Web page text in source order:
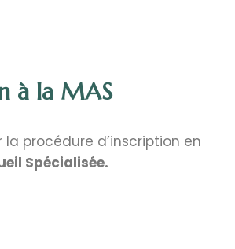
à la MAS
la procédure d’inscription en
Spécialisée.